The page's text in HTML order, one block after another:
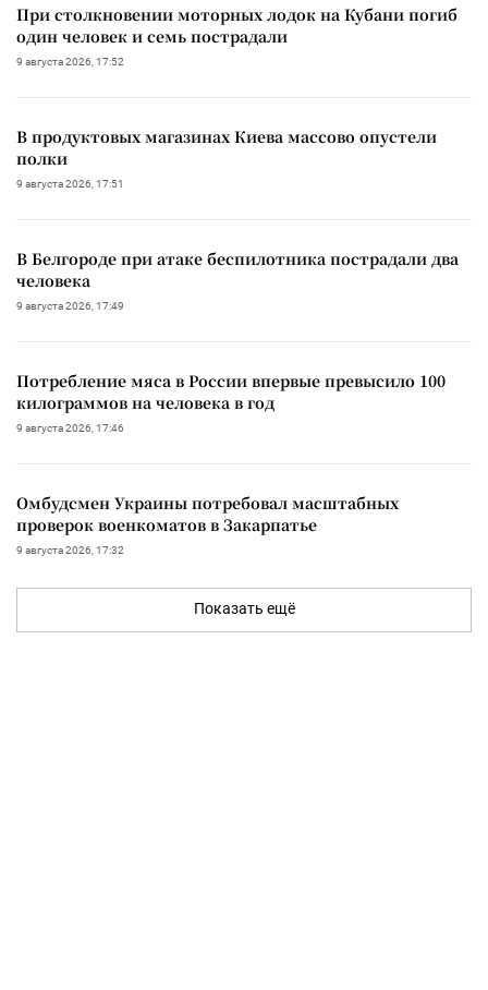
При столкновении моторных лодок на Кубани погиб
один человек и семь пострадали
9 августа 2026, 17:52
В продуктовых магазинах Киева массово опустели
полки
9 августа 2026, 17:51
В Белгороде при атаке беспилотника пострадали два
человека
9 августа 2026, 17:49
Потребление мяса в России впервые превысило 100
килограммов на человека в год
9 августа 2026, 17:46
Омбудсмен Украины потребовал масштабных
проверок военкоматов в Закарпатье
9 августа 2026, 17:32
Показать ещё